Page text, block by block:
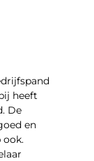
heeft
De
en
ook.